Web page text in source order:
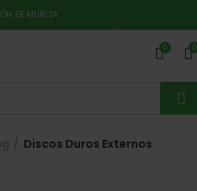
DE MURCIA
0 0
Discos Duros Externos